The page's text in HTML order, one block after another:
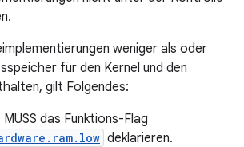
weniger als oder
für den Kernel und den
gilt Folgendes:
das Funktions-Flag
deklarieren.